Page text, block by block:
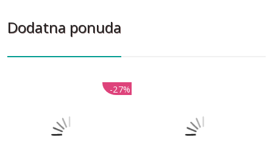
Dodatna ponuda
-27%
-27%